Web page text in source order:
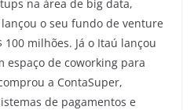
na área de big data,
o seu fundo de venture
milhões. Já o Itaú lançou
espaço de coworking para
a ContaSuper,
de pagamentos e